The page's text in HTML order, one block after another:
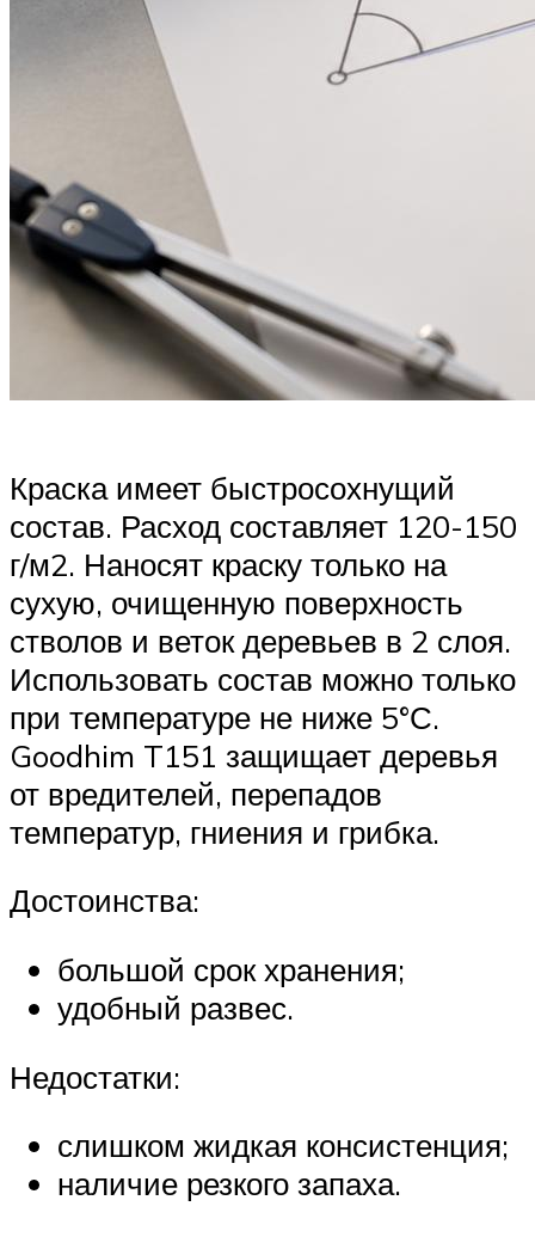
Краска имеет быстросохнущий
состав. Расход составляет 120-150
г/м2. Наносят краску только на
сухую, очищенную поверхность
стволов и веток деревьев в 2 слоя.
Использовать состав можно только
при температуре не ниже 5°С.
Goodhim T151 защищает деревья
от вредителей, перепадов
температур, гниения и грибка.
Достоинства:
большой срок хранения;
удобный развес.
Недостатки:
слишком жидкая консистенция;
наличие резкого запаха.